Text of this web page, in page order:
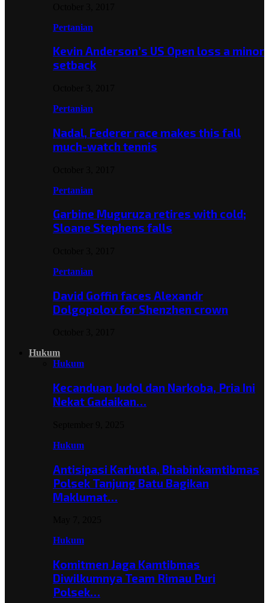
Pertanian
Kevin Anderson’s US Open loss a minor
setback
Pertanian
Nadal, Federer race makes this fall
much-watch tennis
Pertanian
Garbine Muguruza retires with cold;
Sloane Stephens falls
Pertanian
David Goffin faces Alexandr
Dolgopolov for Shenzhen crown
Hukum
Hukum
Kecanduan Judol dan Narkoba, Pria Ini
Nekat Gadaikan…
Hukum
Antisipasi Karhutla, Bhabinkamtibmas
Polsek Tanjung Batu Bagikan
Maklumat…
Hukum
Komitmen Jaga Kamtibmas
Diwilkumnya Team Rimau Puri
Polsek…